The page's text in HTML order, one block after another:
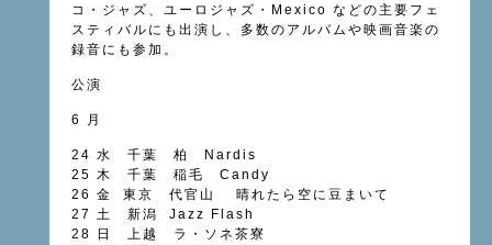
コ・ジャズ、ユーロジャズ・Mexico などの主要フェ
スティバルにも出演し、多数のアルバムや映画音楽の
録音にも参加。
公演
6 月
24 水 千葉 柏 Nardis
25 木 千葉 稲毛 Candy
26 金 東京 代官山 晴れたら空に豆まいて
27 土 新潟 Jazz Flash
28 日 上越 ラ・ソネ茶寮